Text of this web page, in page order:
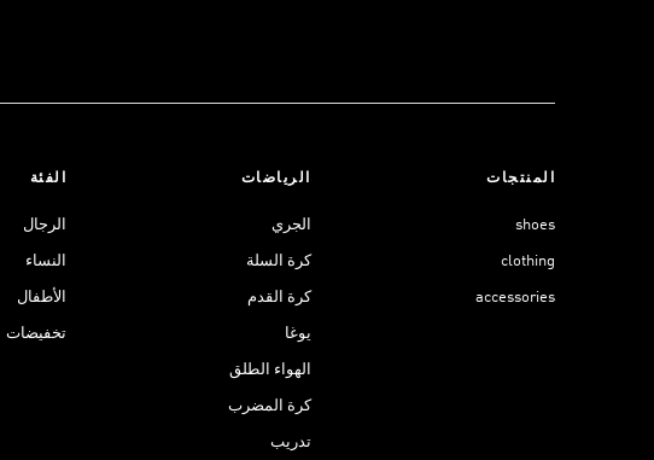
المنتجات
shoes
clothing
accessories
الرياضات
الجري
كرة السلة
كرة القدم
يوغا
الهواء الطلق
كرة المضرب
تدريب
الفئة
الرجال
النساء
الأطفال
تخفيضات